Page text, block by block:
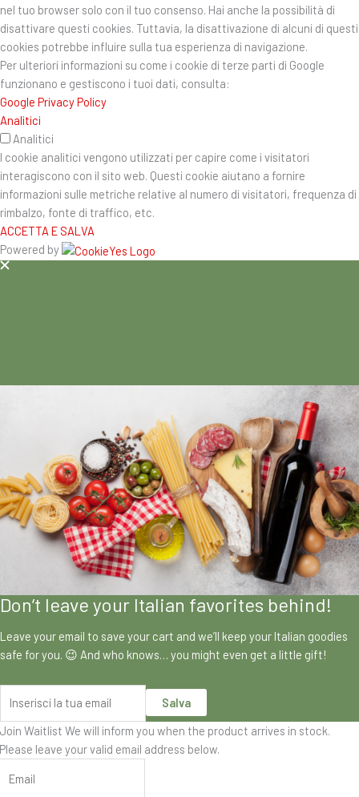
nel tuo browser solo con il tuo consenso. Hai anche la possibilità di
disattivare questi cookies. Tuttavia, la disattivazione di alcuni di questi
cookies potrebbe influire sulla tua esperienza di navigazione.
Per ulteriori informazioni su come i cookie di terze parti di Google
funzionano e gestiscono i tuoi dati, consulta:
Google Privacy Policy
Analitici
Analitici
I cookie analitici vengono utilizzati per capire come i visitatori
interagiscono con il sito web. Questi cookie aiutano a fornire
informazioni sulle metriche relative al numero di visitatori, frequenza di
rimbalzo, fonte di traffico, etc.
ACCETTA E SALVA
Powered by
Don’t leave your Italian favorites behind!
Leave your email to save your cart and we’ll keep your Italian goodies
safe for you. 😉 And who knows… you might even get a little gift!
Salva
Join Waitlist We will inform you when the product arrives in stock.
Please leave your valid email address below.